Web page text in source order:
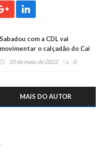
Sabadou com a CDL vai
movimentar o calçadão do Caí
10 de maio de 2022 0
MAIS DO AUTOR